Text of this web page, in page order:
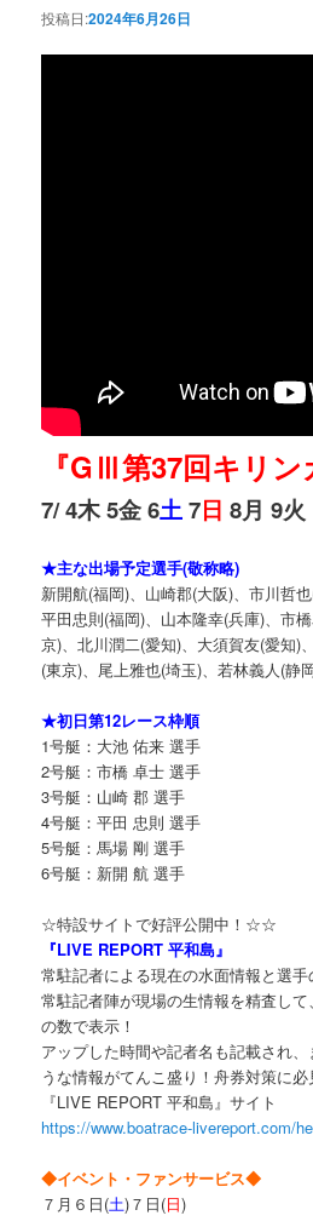
投稿日:2024年6月26日
『GⅢ第37回キリン
7/ 4木 5金 6土7日 8月 9火
★主な出場予定選手(敬称略)
新開航(福岡)、山崎郡(大阪)、市川哲也
平田忠則(福岡)、山本隆幸(兵庫)、市
京)、北川潤二(愛知)、大須賀友(愛知)
(東京)、尾上雅也(埼玉)、若林義人(静
★初日第12レース枠順
1号艇：大池 佑来 選手
2号艇：市橋 卓士 選手
3号艇：山崎 郡 選手
4号艇：平田 忠則 選手
5号艇：馬場 剛 選手
6号艇：新開 航 選手
☆特設サイトで好評公開中！☆☆
『LIVE REPORT 平和島』
常駐記者による現在の水面情報と選手
常駐記者陣が現場の生情報を精査し
の数で表示！
アップした時間や記者名も記載され
うな情報がてんこ盛り！舟券対策に
『LIVE REPORT 平和島』サイト
https://www.boatrace-livereport.com/
◆イベント・ファンサービス◆
７月６日(土)７日(日)